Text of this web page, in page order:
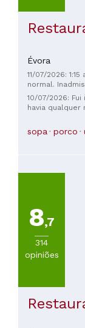
Évora
11/07/2026:
normal.
Évora, e tão
10/07/2026:
havia qualquer
perguntou se
imediatamente
extremamente
sopa porco
8,7
314
opiniões